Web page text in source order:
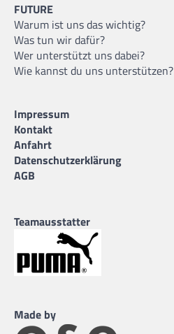
FUTURE
Warum ist uns das wichtig?
Was tun wir dafür?
Wer unterstützt uns dabei?
Wie kannst du uns unterstützen?
Impressum
Kontakt
Anfahrt
Datenschutzerklärung
AGB
Teamausstatter
Made by